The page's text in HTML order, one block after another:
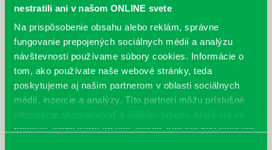
nestratili ani v našom ONLINE svete
Na prispôsobenie obsahu alebo reklám, správne
fungovanie prepojených sociálnych médií a analýzu
návštevnosti používame súbory cookies. Informácie o
tom, ako používate naše webové stránky, teda
poskytujeme aj našim partnerom v oblasti sociálnych
médií, inzercie a analýzy. Títo partneri môžu príslušné
informácie skombinovať s ďalšími údajmi, ktoré ste im
poskytli, alebo ktoré od vás získali, keď ste používali ich